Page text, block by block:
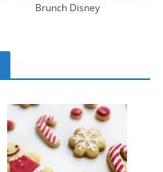
Brunch Disney